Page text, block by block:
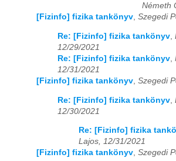
Németh
[Fizinfo] fizika tankönyv, Szegedi
Re: [Fizinfo] fizika tankönyv
12/29/2021
Re: [Fizinfo] fizika tankönyv
12/31/2021
[Fizinfo] fizika tankönyv Szegedi
Re: [Fizinfo] fizika tankönyv
12/30/2021
Re: [Fizinfo] fizika
Lajos, 12/31/2021
[Fizinfo] fizika tankönyv, Szegedi